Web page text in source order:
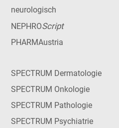
neurologisch
NEPHROScript
PHARMAustria
SPECTRUM Dermatologie
SPECTRUM Onkologie
SPECTRUM Pathologie
SPECTRUM Psychiatrie